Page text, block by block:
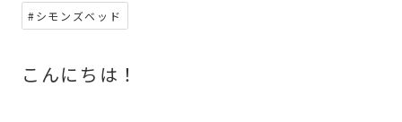
#シモンズベッド
こんにちは！